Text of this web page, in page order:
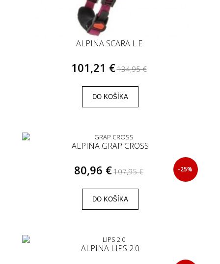
ALPINA SCARA L.E.
101,21 €134,95 €
DO KOŠÍKA
ALPINA GRAP CROSS
80,96 €107,95 € -25%
DO KOŠÍKA
ALPINA LIPS 2.0